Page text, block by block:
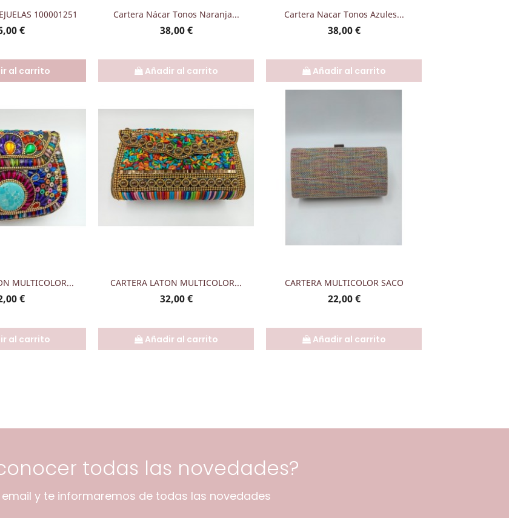
100001251
€
al carrito
Cartera Nácar Tonos Naranja...
Precio
38,00 €
Añadir al carrito
 Cartera Nacar Tonos Azules...
Precio
38,00 €
Añadir al carrito

MULTICOLOR...
€
al carrito
CARTERA LATON MULTICOLOR...
Precio
32,00 €
Añadir al carrito
 CARTERA MULTICOLOR SACO
Precio
22,00 €
Añadir al carrito

todas las novedades?
y te informaremos de todas las novedades